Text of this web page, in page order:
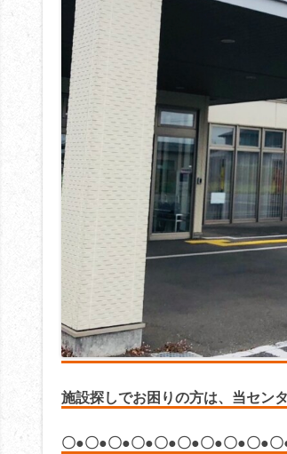
施設探しでお困りの方は、 当セン
〇●〇●〇●〇●〇●〇●〇●〇●〇●